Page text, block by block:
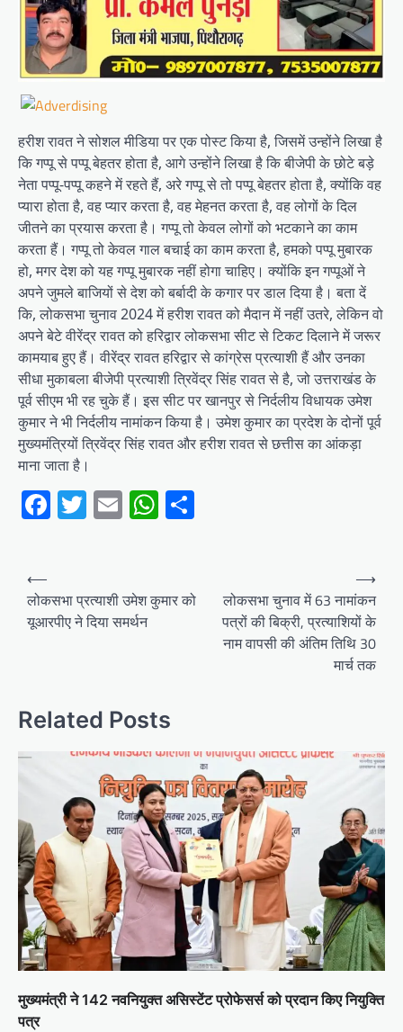
हरीश रावत ने सोशल मीडिया पर एक पोस्ट किया है, जिसमें उन्होंने लिखा है
कि गप्पू से पप्पू बेहतर होता है, आगे उन्होंने लिखा है कि बीजेपी के छोटे बड़े
नेता पप्पू-पप्पू कहने में रहते हैं, अरे गप्पू से तो पप्पू बेहतर होता है, क्योंकि वह
प्यारा होता है, वह प्यार करता है, वह मेहनत करता है, वह लोगों के दिल
जीतने का प्रयास करता है। गप्पू तो केवल लोगों को भटकाने का काम
करता हैं। गप्पू तो केवल गाल बचाई का काम करता है, हमको पप्पू मुबारक
हो, मगर देश को यह गप्पू मुबारक नहीं होगा चाहिए। क्योंकि इन गप्पूओं ने
अपने जुमले बाजियों से देश को बर्बादी के कगार पर डाल दिया है। बता दें
कि, लोकसभा चुनाव 2024 में हरीश रावत को मैदान में नहीं उतरे, लेकिन वो
अपने बेटे वीरेंद्र रावत को हरिद्वार लोकसभा सीट से टिकट दिलाने में जरूर
कामयाब हुए हैं। वीरेंद्र रावत हरिद्वार से कांग्रेस प्रत्याशी हैं और उनका
सीधा मुकाबला बीजेपी प्रत्याशी त्रिवेंद्र सिंह रावत से है, जो उत्तराखंड के
पूर्व सीएम भी रह चुके हैं। इस सीट पर खानपुर से निर्दलीय विधायक उमेश
कुमार ने भी निर्दलीय नामांकन किया है। उमेश कुमार का प्रदेश के दोनों पूर्व
मुख्यमंत्रियों त्रिवेंद्र सिंह रावत और हरीश रावत से छत्तीस का आंकड़ा
माना जाता है।
Facebook
Twitter
EmailWhatsApp
Post
navigation
⟵
लोकसभा प्रत्याशी उमेश कुमार को
यूआरपीए ने दिया समर्थन
लोकसभा चुनाव में 63 नामांकन
पत्रों की बिक्री, प्रत्याशियों के
नाम वापसी की अंतिम तिथि 30
मार्च तक
⟶
Related Posts
मुख्यमंत्री ने 142 नवनियुक्त असिस्टेंट प्रोफेसर्स को प्रदान किए नियुक्ति
पत्र